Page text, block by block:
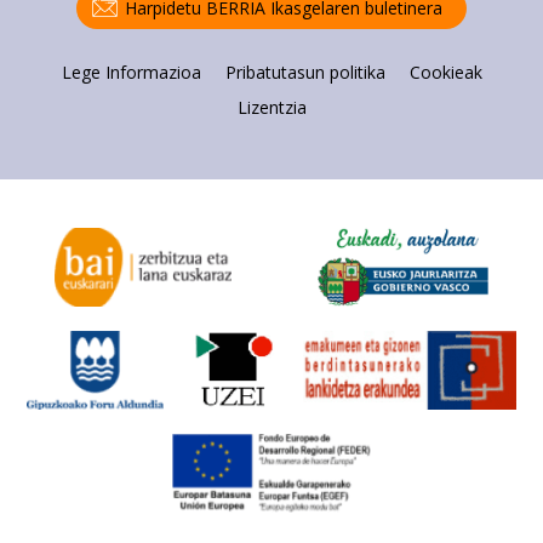
baliatzen gara. Ohar hau onartuz gero, teknologia hori
irakurri
Harpidetu BERRIA Ikasgelaren buletinera
Lege Informazioa Pribatutasun politika
Cookieak
Lizentzia